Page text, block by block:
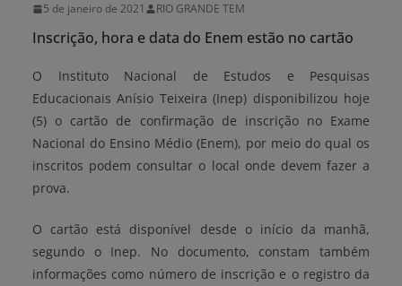
5 de janeiro de 2021 RIO GRANDE TEM
Inscrição, hora e data do Enem estão no cartão
O Instituto Nacional de Estudos e Pesquisas
Educacionais Anísio Teixeira (Inep) disponibilizou hoje
(5) o cartão de confirmação de inscrição no Exame
Nacional do Ensino Médio (Enem), por meio do qual os
inscritos podem consultar o local onde devem fazer a
prova.
O cartão está disponível desde o início da manhã,
segundo o Inep. No documento, constam também
informações como número de inscrição e o registro da